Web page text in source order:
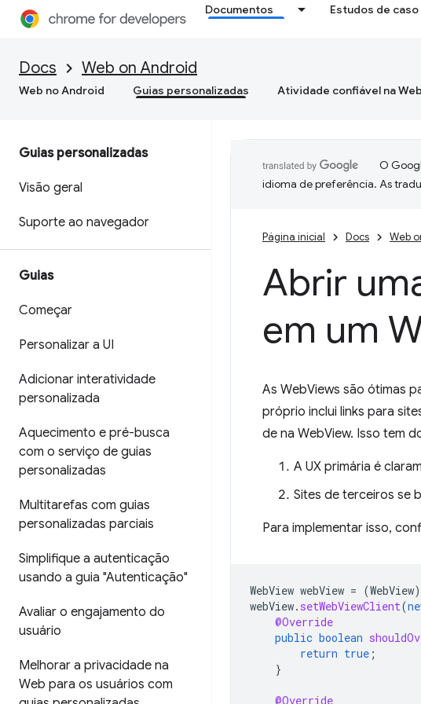
Documentos Estudos de caso
Docs Web on Android
Web no Android Guias personalizadas Atividade confiável na Web
Guias personalizadas
Visão geral
Suporte ao navegador
Guias
Começar
Personalizar a UI
Adicionar interatividade
personalizada
Aquecimento e pré-busca
com o serviço de guias
personalizadas
Multitarefas com guias
personalizadas parciais
Simplifique a autenticação
usando a guia "Autenticação"
Avaliar o engajamento do
usuário
Melhorar a privacidade na
Web para os usuários com
O
idioma de preferência. As
Página inicial Docs Web
Abrir
em um
As WebViews são ótimas
próprio inclui links para
de na WebView. Isso tem
A UX primária é
Sites de terceiros se
Para implementar isso,
WebView webView = (WebView)
webView. setWebViewClient(
@Override
public boolean
return true ;
}
@Override